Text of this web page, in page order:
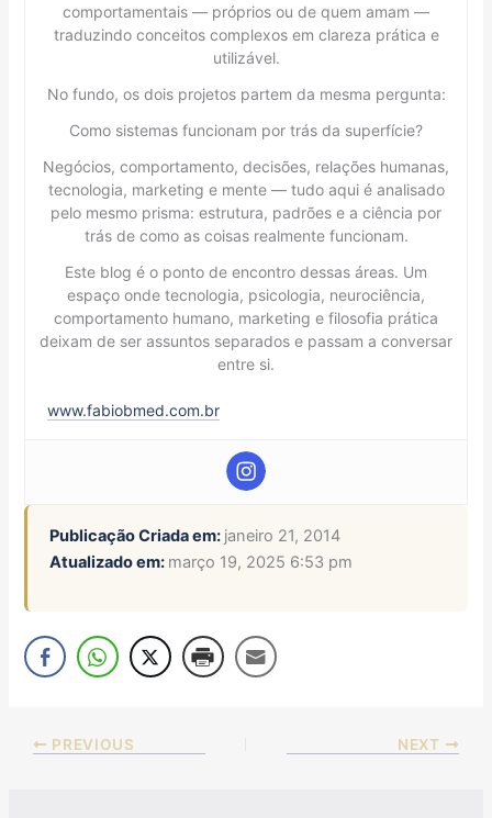
comportamentais — próprios ou de quem amam —
traduzindo conceitos complexos em clareza prática e
utilizável.
No fundo, os dois projetos partem da mesma pergunta:
Como sistemas funcionam por trás da superfície?
Negócios, comportamento, decisões, relações humanas,
tecnologia, marketing e mente — tudo aqui é analisado
pelo mesmo prisma: estrutura, padrões e a ciência por
trás de como as coisas realmente funcionam.
Este blog é o ponto de encontro dessas áreas. Um
espaço onde tecnologia, psicologia, neurociência,
comportamento humano, marketing e filosofia prática
deixam de ser assuntos separados e passam a conversar
entre si.
www.fabiobmed.com.br
Publicação Criada em: janeiro 21, 2014
Atualizado em: março 19, 2025 6:53 pm
PREVIOUS NEXT